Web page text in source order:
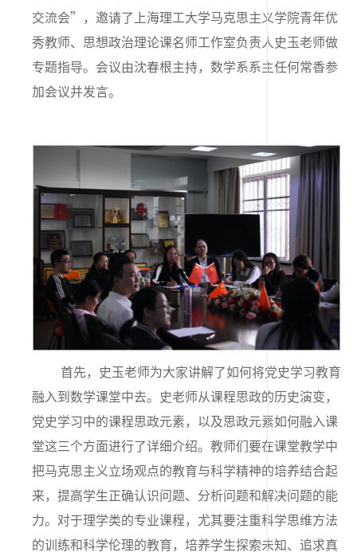
交流会”，邀请了上海理工大学马克思主义学院青年优
秀教师、思想政治理论课名师工作室负责人史玉老师做
专题指导。会议由沈春根主持，数学系系主任何常香参
加会议并发言。
首先，史玉老师为大家讲解了如何将党史学习教育
融入到数学课堂中去。史老师从课程思政的历史演变，
党史学习中的课程思政元素，以及思政元素如何融入课
堂这三个方面进行了详细介绍。教师们要在课堂教学中
把马克思主义立场观点的教育与科学精神的培养结合起
来，提高学生正确认识问题、分析问题和解决问题的能
力。对于理学类的专业课程，尤其要注重科学思维方法
的训练和科学伦理的教育，培养学生探索未知、追求真